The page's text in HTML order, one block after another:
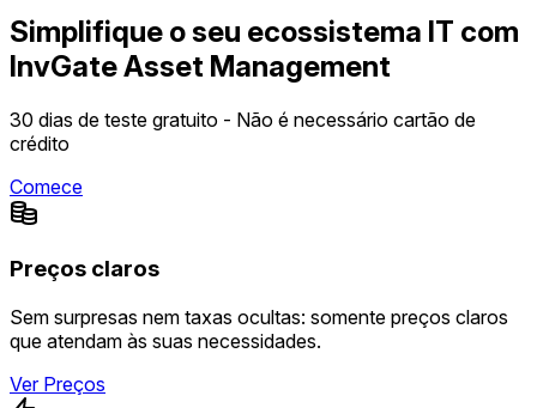
Simplifique o seu ecossistema IT com
InvGate Asset Management
30 dias de teste gratuito - Não é necessário cartão de
crédito
Comece
Preços claros
Sem surpresas nem taxas ocultas: somente preços claros
que atendam às suas necessidades.
Ver Preços